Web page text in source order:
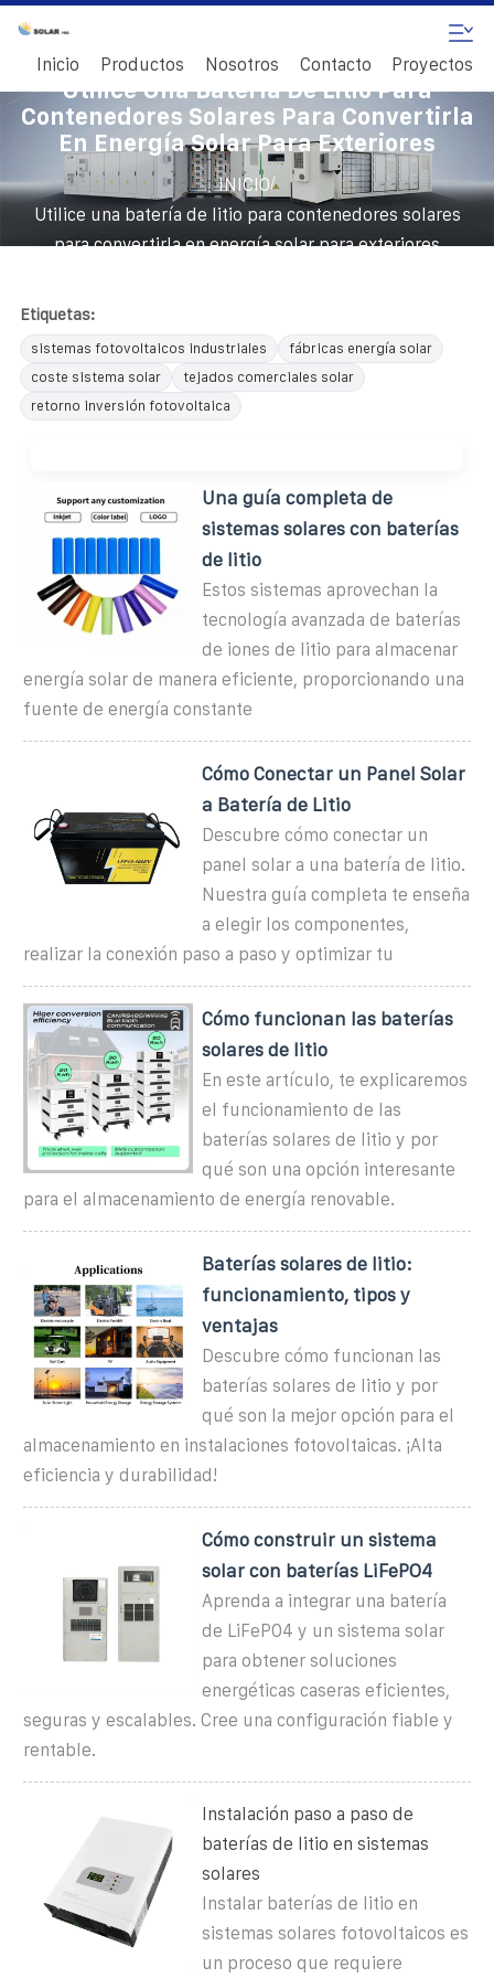
Inicio Productos Nosotros Contacto Proyectos
Utilice Una Batería De Litio Para
Contenedores Solares Para Convertirla
En Energía Solar Para Exteriores
INICIO/
Utilice una batería de litio para contenedores solares
para convertirla en energía solar para exteriores
Etiquetas:
sistemas fotovoltaicos industriales
fábricas energía solar
coste sistema solar
tejados comerciales solar
retorno inversión fotovoltaica
Una guía completa de
sistemas solares con baterías
de litio
Estos sistemas aprovechan la
tecnología avanzada de baterías
de iones de litio para almacenar
energía solar de manera eficiente, proporcionando una
fuente de energía constante
Cómo Conectar un Panel Solar
a Batería de Litio
Descubre cómo conectar un
panel solar a una batería de litio.
Nuestra guía completa te enseña
a elegir los componentes,
realizar la conexión paso a paso y optimizar tu
Cómo funcionan las baterías
solares de litio
En este artículo, te explicaremos
el funcionamiento de las
baterías solares de litio y por
qué son una opción interesante
para el almacenamiento de energía renovable.
Baterías solares de litio:
funcionamiento, tipos y
ventajas
Descubre cómo funcionan las
baterías solares de litio y por
qué son la mejor opción para el
almacenamiento en instalaciones fotovoltaicas. ¡Alta
eficiencia y durabilidad!
Cómo construir un sistema
solar con baterías LiFePO4
Aprenda a integrar una batería
de LiFePO4 y un sistema solar
para obtener soluciones
energéticas caseras eficientes,
seguras y escalables. Cree una configuración fiable y
rentable.
Instalación paso a paso de
baterías de litio en sistemas
solares
Instalar baterías de litio en
sistemas solares fotovoltaicos es
un proceso que requiere